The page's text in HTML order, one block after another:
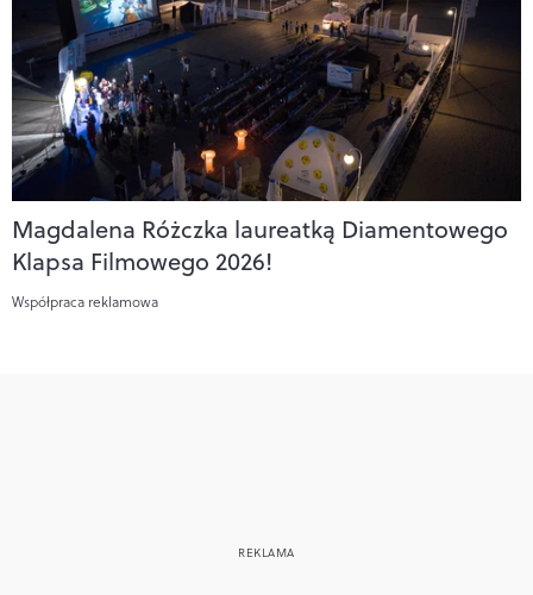
Magdalena Różczka laureatką Diamentowego
Klapsa Filmowego 2026!
Współpraca reklamowa